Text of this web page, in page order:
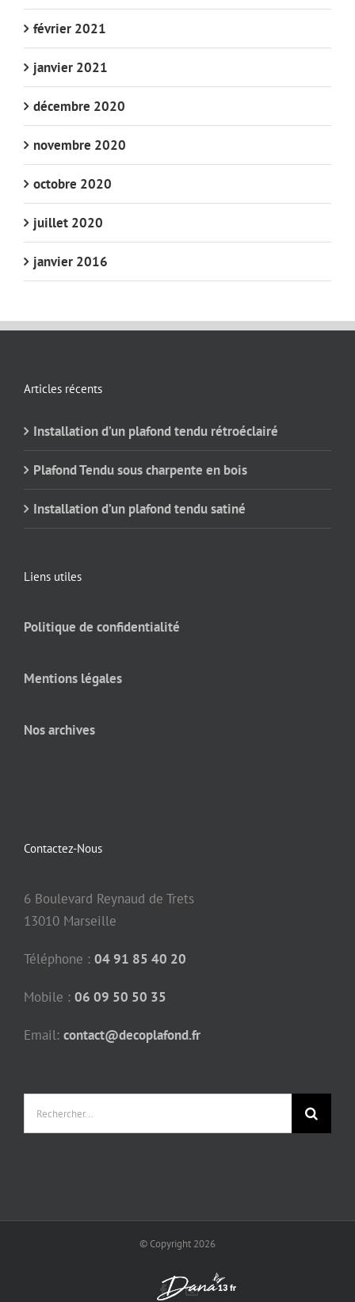
février 2021
janvier 2021
décembre 2020
novembre 2020
octobre 2020
juillet 2020
janvier 2016
Articles récents
Installation d’un plafond tendu rétroéclairé
Plafond Tendu sous charpente en bois
Installation d’un plafond tendu satiné
Liens utiles
Politique de confidentialité
Mentions légales
Nos archives
Contactez-Nous
6 Boulevard Reynaud de Trets
13010 Marseille
Téléphone : 04 91 85 40 20
Mobile : 06 09 50 50 35
Email: contact@decoplafond.fr
© Copyright 2026
Facebook
Email